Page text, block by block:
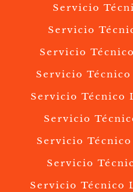
Servicio
Servicio
Servicio
Servicio
Servicio Técnico
Servicio
Servicio
Servicio
Servicio Técnico